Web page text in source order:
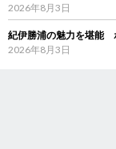
2026年8月3日
紀伊勝浦の魅力を堪能
2026年8月3日